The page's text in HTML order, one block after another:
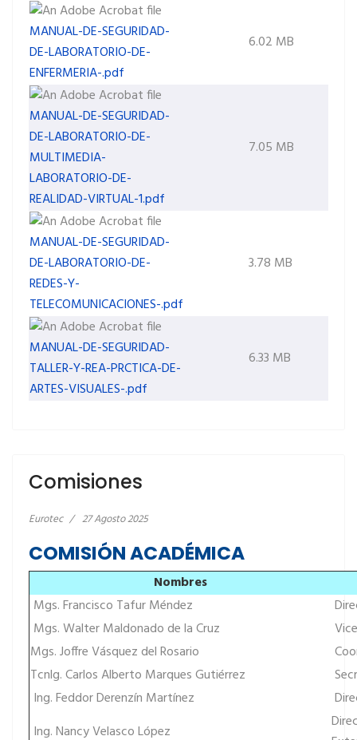
MANUAL-DE-SEGURIDAD-
DE-LABORATORIO-DE-
ENFERMERIA-.pdf
6.02 MB
MANUAL-DE-SEGURIDAD-
DE-LABORATORIO-DE-
MULTIMEDIA-
LABORATORIO-DE-
REALIDAD-VIRTUAL-1.pdf
7.05 MB
MANUAL-DE-SEGURIDAD-
DE-LABORATORIO-DE-
REDES-Y-
TELECOMUNICACIONES-.pdf
3.78 MB
MANUAL-DE-SEGURIDAD-
TALLER-Y-REA-PRCTICA-DE-
ARTES-VISUALES-.pdf
6.33 MB
Comisiones
Eurotec 27 Agosto 2025
COMISIÓN ACADÉMICA
Nombres
Mgs. Francisco Tafur Méndez
Mgs. Walter Maldonado de la Cruz
Mgs. Joffre Vásquez del Rosario
Tcnlg. Carlos Alberto Marques Gutiérrez
Ing. Feddor Derenzín Martínez
Ing. Nancy Velasco López